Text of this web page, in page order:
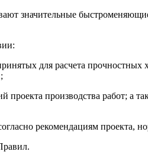
значительные
для расчета прочностных
проекта производства работ;
рекомендациям проекта,